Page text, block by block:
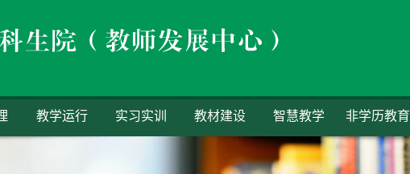
教学运行 实习实训 教材建设 智慧教学 非学历教育